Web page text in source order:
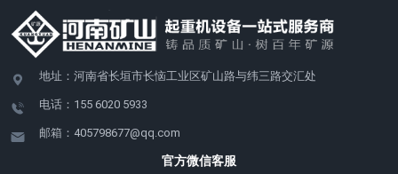
间。 该批起重机均预
留智能化升级接口，能够
实现设备的远程监控、故
障预警、智能调度等功
能，为该项目进行无人化
工厂改造提供全套智能产
新、智能交互等技术优
势，为石油管道钢管制造
技术支撑。 硬核刚性
地址：河南省长垣市长恼工业区矿山路与纬三路交汇处
电话：155 6020 5933
邮箱：405798677@qq.com
官方微信客服